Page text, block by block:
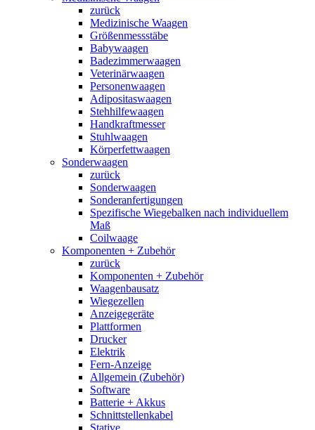
zurück
Medizinische Waagen
Größenmessstäbe
Babywaagen
Badezimmerwaagen
Veterinärwaagen
Personenwaagen
Adipositaswaagen
Stehhilfewaagen
Handkraftmesser
Stuhlwaagen
Körperfettwaagen
Sonderwaagen
zurück
Sonderwaagen
Sonderanfertigungen
Spezifische Wiegebalken nach individuellem
Maß
Coilwaage
Komponenten + Zubehör
zurück
Komponenten + Zubehör
Waagenbausatz
Wiegezellen
Anzeigegeräte
Plattformen
Drucker
Elektrik
Fern-Anzeige
Allgemein (Zubehör)
Software
Batterie + Akkus
Schnittstellenkabel
Stative